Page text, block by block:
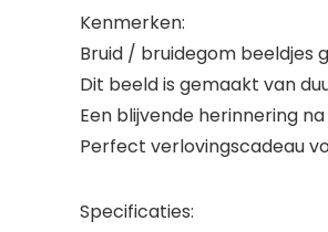
Kenmerken:
Bruid / bruidegom beeldjes
Dit beeld is gemaakt van
Een blijvende herinnering
Perfect verlovingscadeau
Specificaties: